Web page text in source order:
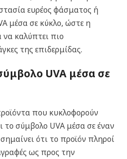
ευρέος φάσματος ή
μέσα σε κύκλο, ώστε η
καλύπτει πιο
της επιδερμίδας.
UVA μέσα σε
που κυκλοφορούν
σύμβολο UVA μέσα σε έναν
ότι το προϊόν πληροί
ως προς την